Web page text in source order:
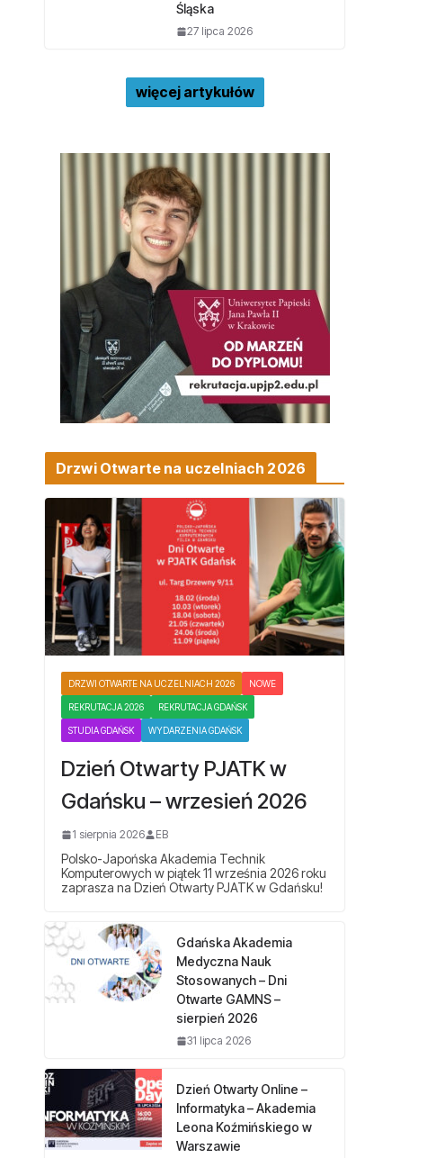
Śląska
27 lipca 2026
więcej artykułów
Drzwi Otwarte na uczelniach 2026
DRZWI OTWARTE NA UCZELNIACH 2026 NOWE
REKRUTACJA 2026 REKRUTACJA GDAŃSK
STUDIA GDAŃSK WYDARZENIA GDAŃSK
Dzień Otwarty PJATK w
Gdańsku – wrzesień 2026
1 sierpnia 2026 EB
Polsko-Japońska Akademia Technik
Komputerowych w piątek 11 września 2026 roku
zaprasza na Dzień Otwarty PJATK w Gdańsku!
Gdańska Akademia
Medyczna Nauk
Stosowanych – Dni
Otwarte GAMNS –
sierpień 2026
31 lipca 2026
Dzień Otwarty Online –
Informatyka – Akademia
Leona Koźmińskiego w
Warszawie